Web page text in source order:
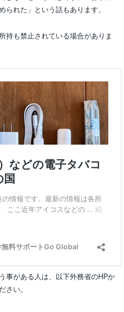
れた」という話もあります。
持も禁止されている場合がありま
事がある人は、以下外務省のHPか
さい。